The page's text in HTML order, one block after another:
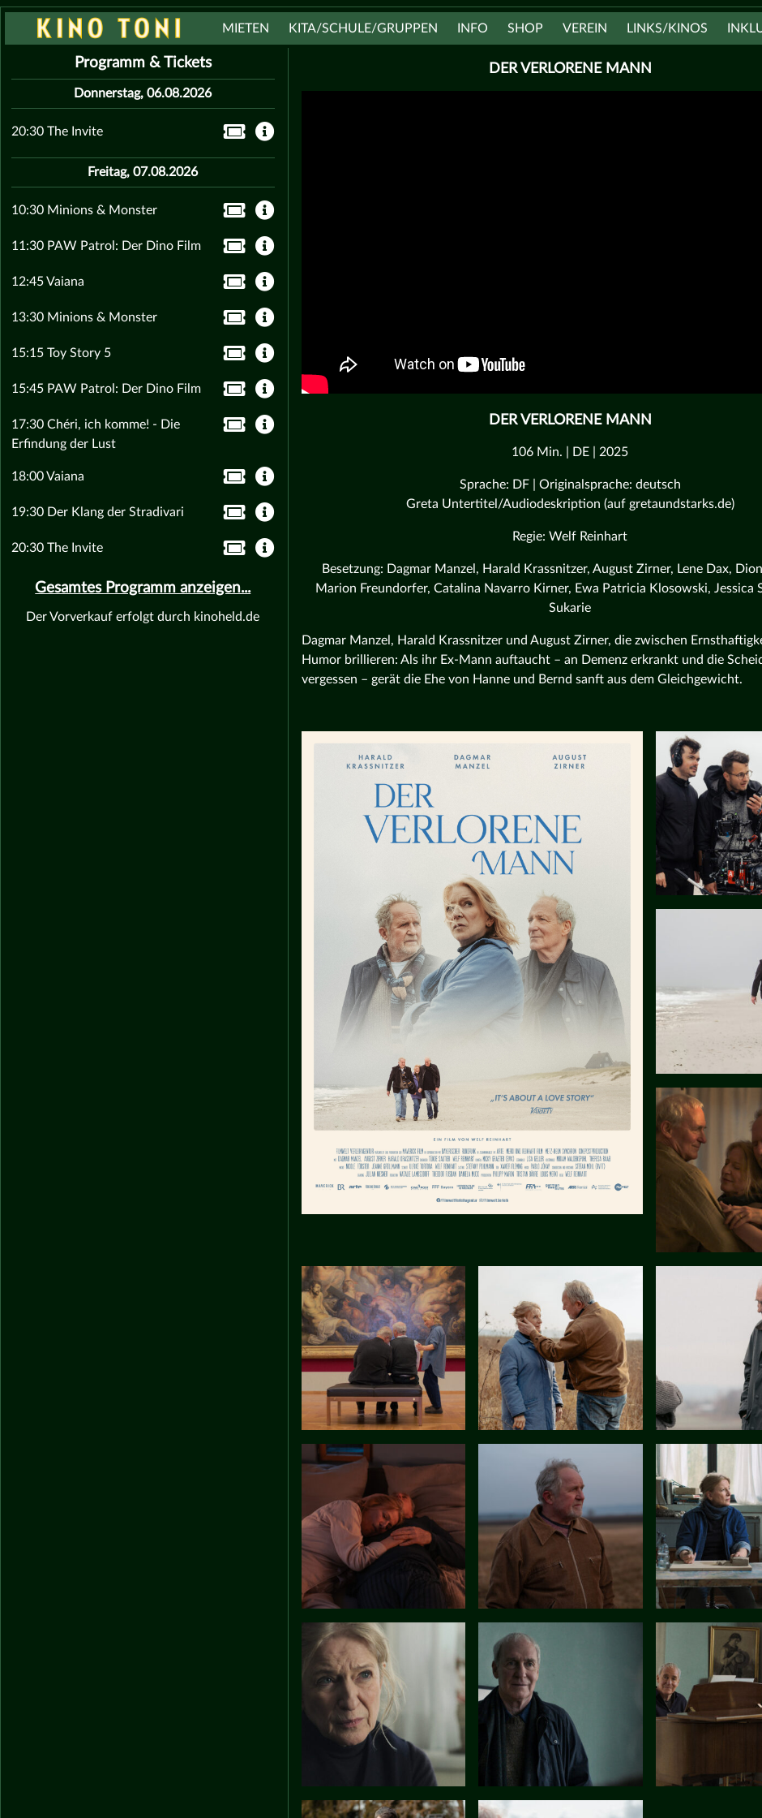
MIETEN KITA/SCHULE/GRUPPEN INFO SHOP VEREIN LINKS/KINOS
DER VERLORENE MANN
DER VERLORENE MANN
106 Min. | DE | 2025
Sprache: DF | Originalsprache: deutsch
Greta Untertitel/Audiodeskription (auf gretaundstarks.de)
Regie: Welf Reinhart
Besetzung: Dagmar Manzel, Harald Krassnitzer, August Zirner, Lene Dax,
Marion Freundorfer, Catalina Navarro Kirner, Ewa Patricia Klosowski, Jessica
Sukarie
Dagmar Manzel, Harald Krassnitzer und August Zirner, die zwischen
Humor brillieren: Als ihr Ex-Mann auftaucht – an Demenz erkrankt und die
vergessen – gerät die Ehe von Hanne und Bernd sanft aus dem Gleichgewicht.
Programm & Tickets
Donnerstag, 06.08.2026
20:30 The Invite
Freitag, 07.08.2026
10:30 Minions & Monster
11:30 PAW Patrol: Der Dino Film
12:45 Vaiana
13:30 Minions & Monster
15:15 Toy Story 5
15:45 PAW Patrol: Der Dino Film
17:30 Chéri, ich komme! - Die
Erfindung der Lust
18:00 Vaiana
19:30 Der Klang der Stradivari
20:30 The Invite
Gesamtes Programm anzeigen...
Der Vorverkauf erfolgt durch kinoheld.de